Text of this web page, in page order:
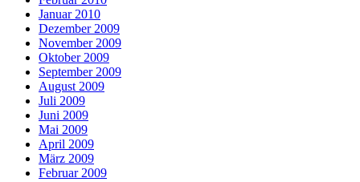
Januar 2010
Dezember 2009
November 2009
Oktober 2009
September 2009
August 2009
Juli 2009
Juni 2009
Mai 2009
April 2009
März 2009
Februar 2009